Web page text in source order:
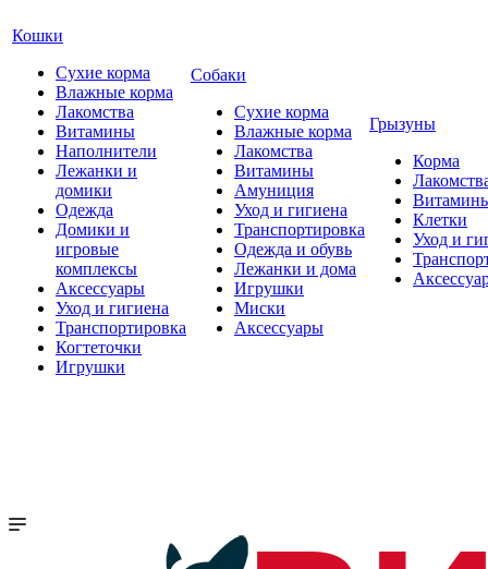
Кошки
Сухие корма
Влажные корма
Лакомства
Витамины
Наполнители
Лежанки и
домики
Одежда
Домики и
игровые
комплексы
Аксессуары
Уход и гигиена
Транспортировка
Когтеточки
Игрушки
Собаки
Сухие корма
Влажные корма
Лакомства
Витамины
Амуниция
Уход и гигиена
Транспортировка
Одежда и обувь
Лежанки и дома
Игрушки
Миски
Аксессуары
Грызуны
Корма
Клетки
Уход и